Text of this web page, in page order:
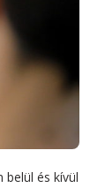
és kívül